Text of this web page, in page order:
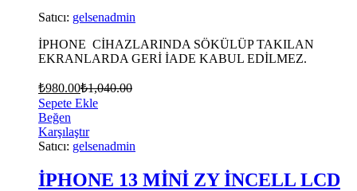
Satıcı: gelsenadmin
İPHONE CİHAZLARINDA SÖKÜLÜP TAKILAN
EKRANLARDA GERİ İADE KABUL EDİLMEZ.
₺980.00₺1,040.00
Sepete Ekle
Beğen
Karşılaştır
Satıcı: gelsenadmin
İPHONE 13 MİNİ ZY İNCELL LCD